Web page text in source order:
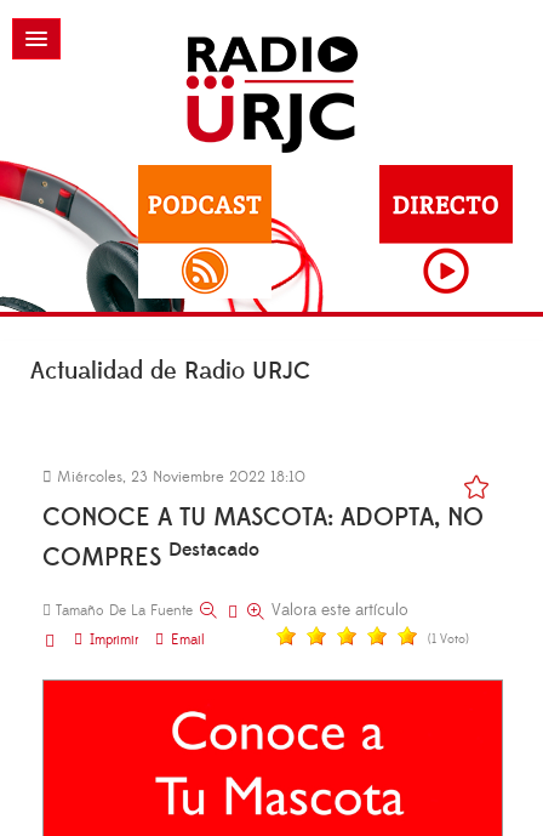
Actualidad de Radio URJC
Miércoles, 23 Noviembre 2022 18:10
CONOCE A TU MASCOTA: ADOPTA, NO
COMPRES Destacado
Tamaño De La Fuente
Imprimir
Email
Valora este artículo
(1 Voto)